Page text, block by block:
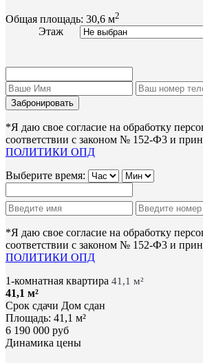
Общая площадь: 30,6 м2
Этаж
*Я даю свое согласие на обработку
соответствии с законом № 152-Ф3 и
ПОЛИТИКИ ОПД
Выберите время:
*Я даю свое согласие на обработку
соответствии с законом № 152-Ф3 и
ПОЛИТИКИ ОПД
1-комнатная квартира 41,1 м²
41,1 м²
Срок сдачи Дом сдан
Площадь: 41,1 м²
6 190 000 руб
Динамика цены